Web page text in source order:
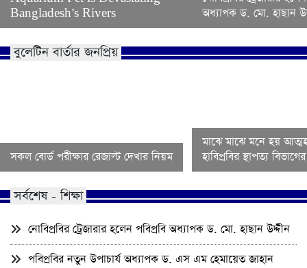
Bangladesh’s Rivers
অধ্যাপক ড. মো. হাছান
বুলেটিন বার্তার জনপ্রিয়
সকল বোর্ড পরীক্ষার রেজাল্ট দেখার নিয়ম
মাঝে মাঝে মনে হয়
হাবিপ্রবির স্থাপত্য
সর্বশেষ - শিক্ষা
নোবিপ্রবির ট্রেজারার হলেন পবিপ্রবি অধ্যাপক ড. মো. হাছান উদ্দীন
পবিপ্রবির নতুন উপাচার্য অধ্যাপক ড. এস এম হেমায়েত জাহান